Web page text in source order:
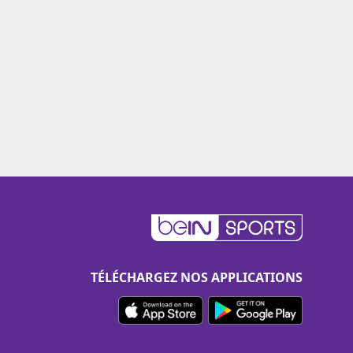
TÉLÉCHARGEZ NOS APPLICATIONS